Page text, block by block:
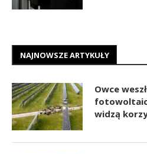
NAJNOWSZE ARTYKUŁY
Owce
widzą